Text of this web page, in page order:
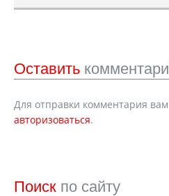
Оставить
Для отправки комментария
авторизоваться.
Поиск по сайту